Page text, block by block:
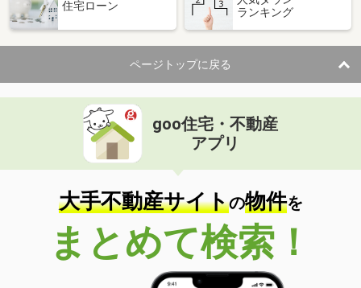
住宅ローン
ランキング
ページトップに戻る
goo住宅・不動産
アプリ
大手不動産サイトの物件を
まとめて検索！